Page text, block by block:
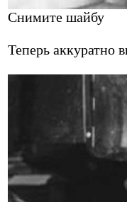
Снимите шайбу
Теперь аккуратно